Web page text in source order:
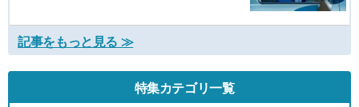
記事をもっと見る ≫
特集カテゴリ一覧